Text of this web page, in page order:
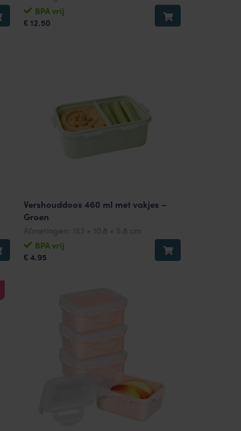
BPA vrij
€ 12.50
Vershouddoos 460 ml met vakjes –
Groen
Afmetingen:
15.1 × 10.8 × 5.8 cm
BPA vrij
€ 4.95